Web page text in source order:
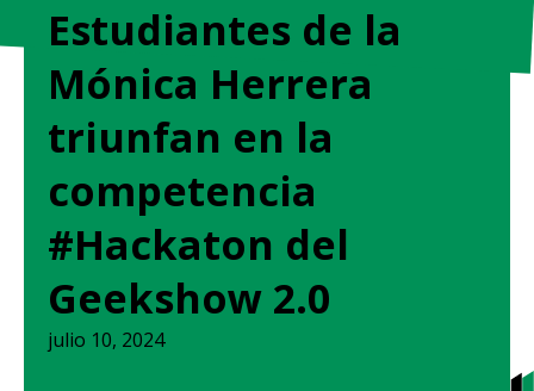
Estudiantes de la
Mónica Herrera
triunfan en la
competencia
#Hackaton del
Geekshow 2.0
julio 10, 2024